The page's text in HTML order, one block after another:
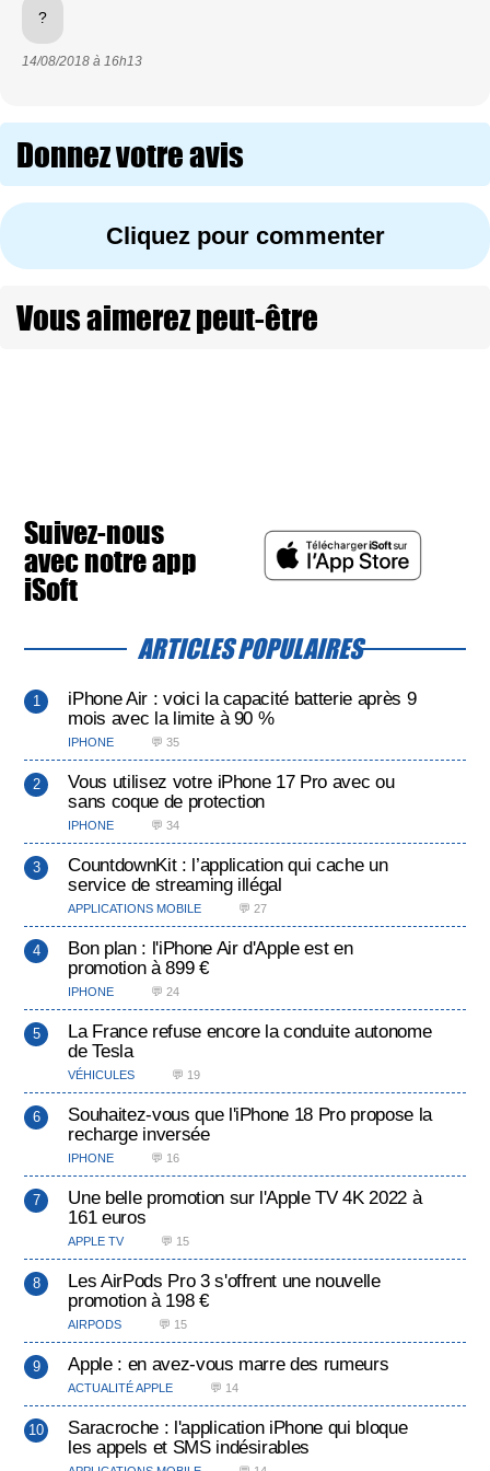
?
14/08/2018 à 16h13
Donnez votre avis
Cliquez pour commenter
Vous aimerez peut-être
Suivez-nous
avec notre app
iSoft
ARTICLES POPULAIRES
iPhone Air : voici la capacité batterie après 9
mois avec la limite à 90 %
IPHONE 💬 35
Vous utilisez votre iPhone 17 Pro avec ou
sans coque de protection
IPHONE 💬 34
CountdownKit : l’application qui cache un
service de streaming illégal
APPLICATIONS MOBILE 💬 27
Bon plan : l'iPhone Air d'Apple est en
promotion à 899 €
IPHONE 💬 24
La France refuse encore la conduite autonome
de Tesla
VÉHICULES 💬 19
Souhaitez-vous que l'iPhone 18 Pro propose la
recharge inversée
IPHONE 💬 16
Une belle promotion sur l'Apple TV 4K 2022 à
161 euros
APPLE TV 💬 15
Les AirPods Pro 3 s'offrent une nouvelle
promotion à 198 €
AIRPODS 💬 15
Apple : en avez-vous marre des rumeurs
ACTUALITÉ APPLE 💬 14
Saracroche : l'application iPhone qui bloque
les appels et SMS indésirables